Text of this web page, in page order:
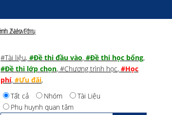
#Tài liệu, #Đề thi đầu vào, #Đề thi học bổng,
#Đề thi lớp chọn, #Chương trình học, #Học
phí, #Ưu đãi,
Tất cả
Nhóm
Tài Liệu
Phụ huynh quan tâm